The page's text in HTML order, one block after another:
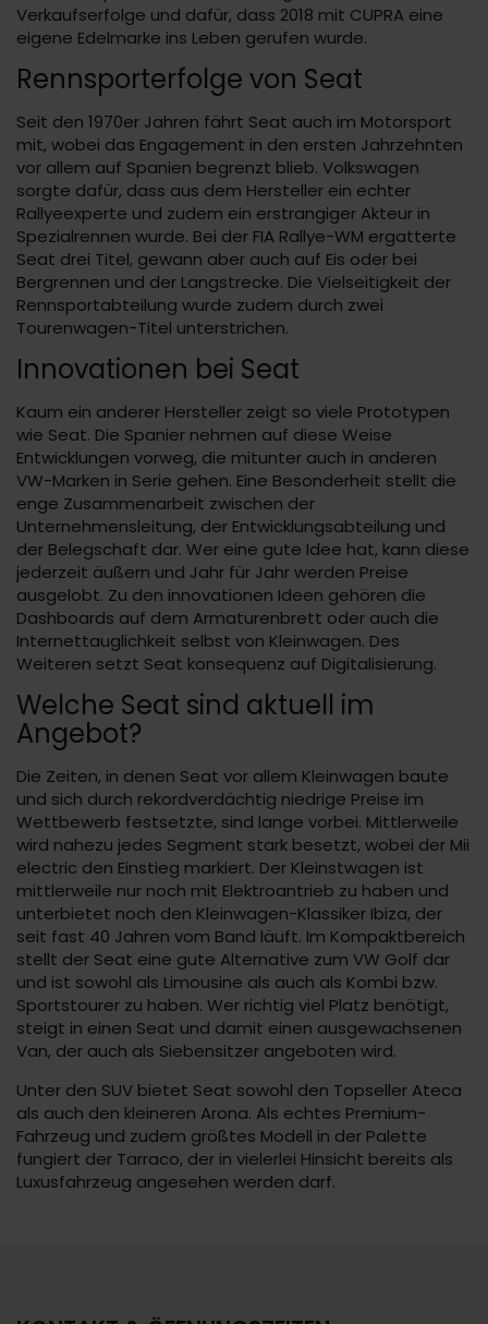
Verkaufserfolge und dafür, dass 2018 mit CUPRA eine
eigene Edelmarke ins Leben gerufen wurde.
Rennsporterfolge von Seat
Seit den 1970er Jahren fährt Seat auch im Motorsport
mit, wobei das Engagement in den ersten Jahrzehnten
vor allem auf Spanien begrenzt blieb. Volkswagen
sorgte dafür, dass aus dem Hersteller ein echter
Rallyeexperte und zudem ein erstrangiger Akteur in
Spezialrennen wurde. Bei der FIA Rallye-WM ergatterte
Seat drei Titel, gewann aber auch auf Eis oder bei
Bergrennen und der Langstrecke. Die Vielseitigkeit der
Rennsportabteilung wurde zudem durch zwei
Tourenwagen-Titel unterstrichen.
Innovationen bei Seat
Kaum ein anderer Hersteller zeigt so viele Prototypen
wie Seat. Die Spanier nehmen auf diese Weise
Entwicklungen vorweg, die mitunter auch in anderen
VW-Marken in Serie gehen. Eine Besonderheit stellt die
enge Zusammenarbeit zwischen der
Unternehmensleitung, der Entwicklungsabteilung und
der Belegschaft dar. Wer eine gute Idee hat, kann diese
jederzeit äußern und Jahr für Jahr werden Preise
ausgelobt. Zu den innovationen Ideen gehören die
Dashboards auf dem Armaturenbrett oder auch die
Internettauglichkeit selbst von Kleinwagen. Des
Weiteren setzt Seat konsequenz auf Digitalisierung.
Welche Seat sind aktuell im
Angebot?
Die Zeiten, in denen Seat vor allem Kleinwagen baute
und sich durch rekordverdächtig niedrige Preise im
Wettbewerb festsetzte, sind lange vorbei. Mittlerweile
wird nahezu jedes Segment stark besetzt, wobei der Mii
electric den Einstieg markiert. Der Kleinstwagen ist
mittlerweile nur noch mit Elektroantrieb zu haben und
unterbietet noch den Kleinwagen-Klassiker Ibiza, der
seit fast 40 Jahren vom Band läuft. Im Kompaktbereich
stellt der Seat eine gute Alternative zum VW Golf dar
und ist sowohl als Limousine als auch als Kombi bzw.
Sportstourer zu haben. Wer richtig viel Platz benötigt,
steigt in einen Seat und damit einen ausgewachsenen
Van, der auch als Siebensitzer angeboten wird.
Unter den SUV bietet Seat sowohl den Topseller Ateca
als auch den kleineren Arona. Als echtes Premium-
Fahrzeug und zudem größtes Modell in der Palette
fungiert der Tarraco, der in vielerlei Hinsicht bereits als
Luxusfahrzeug angesehen werden darf.